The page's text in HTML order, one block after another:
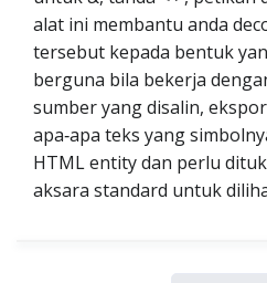
alat ini membantu anda
tersebut kepada bentuk
berguna bila bekerja
sumber yang disalin,
apa‑apa teks yang
HTML entity dan perlu
aksara standard untuk